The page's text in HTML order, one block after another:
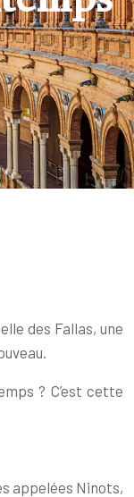
des Fallas, une
? C’est cette
appelées Ninots,